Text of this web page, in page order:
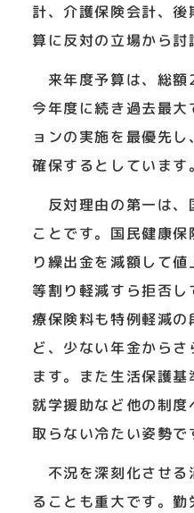
計、介護保険会計、
算に反対の立場から討
来年度予算は、総
今年度に続き過去最
ョンの実施を最優先
確保するとしています。
反対理由の第一は、
ことです。国民健康
り繰出金を減額して
等割り軽減すら拒否
療保険料も特例軽減
ど、少ない年金から
ます。また生活保護基
就学援助など他の制
取らない冷たい姿勢で
不況を深刻化させる
ることも重大です。